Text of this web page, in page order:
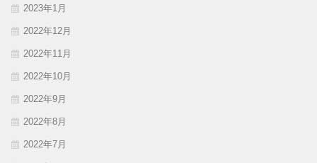
2023年1月
2022年12月
2022年11月
2022年10月
2022年9月
2022年8月
2022年7月